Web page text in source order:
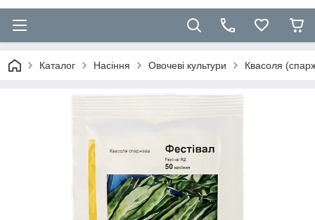
Каталог Насіння Овочеві культури Квасоля